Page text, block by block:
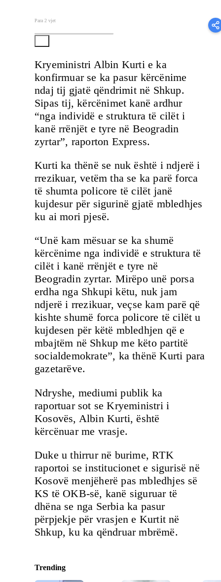
Para 2 vjet
Kryeministri Albin Kurti e ka
konfirmuar se ka pasur kërcënime
ndaj tij gjatë qëndrimit në Shkup.
Sipas tij, kërcënimet kanë ardhur
“nga individë e struktura të cilët i
kanë rrënjët e tyre në Beogradin
zyrtar”, raporton Express.
Kurti ka thënë se nuk është i ndjerë i
rrezikuar, vetëm tha se ka parë forca
të shumta policore të cilët janë
kujdesur për sigurinë gjatë mbledhjes
ku ai mori pjesë.
“Unë kam mësuar se ka shumë
kërcënime nga individë e struktura të
cilët i kanë rrënjët e tyre në
Beogradin zyrtar. Mirëpo unë porsa
erdha nga Shkupi këtu, nuk jam
ndjerë i rrezikuar, veçse kam parë që
kishte shumë forca policore të cilët u
kujdesen për këtë mbledhjen që e
mbajtëm në Shkup me këto partitë
socialdemokrate”, ka thënë Kurti para
gazetarëve.
Ndryshe, mediumi publik ka
raportuar sot se Kryeministri i
Kosovës, Albin Kurti, është
kërcënuar me vrasje.
Duke u thirrur në burime, RTK
raportoi se institucionet e sigurisë në
Kosovë menjëherë pas mbledhjes së
KS të OKB-së, kanë siguruar të
dhëna se nga Serbia ka pasur
përpjekje për vrasjen e Kurtit në
Shkup, ku ka qëndruar mbrëmë.
Trending